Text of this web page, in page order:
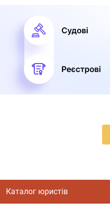
Каталог юристів